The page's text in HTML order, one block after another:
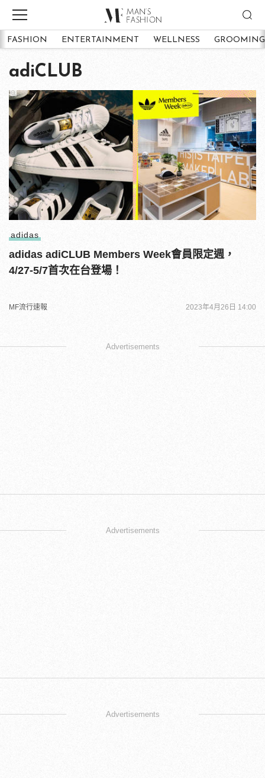
FASHION ENTERTAINMENT WELLNESS GROOMING
adiCLUB
adidas
adidas adiCLUB Members Week會員限定週，
4/27-5/7首次在台登場！
MF流行速報 2023年4月26日 14:00
Advertisements
Advertisements
Advertisements